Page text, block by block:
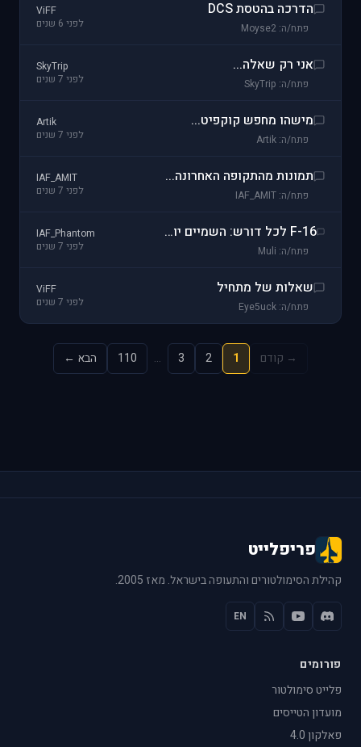
הדרכה בהטסת DCS
פתח/ה: Moyse2
ViFF
לפני 6 שנים
אני רק שאלה...
פתח/ה: SkyTrip
SkyTrip
לפני 7 שנים
מישהו מחפש קוקפיט...
פתח/ה: Artik
Artik
לפני 7 שנים
תמונות מהתקופה האחרונה...
פתח/ה: IAF_AMIT
IAF_AMIT
לפני 7 שנים
F-16 לכל דורש: השמיים יורדים אל העם
פתח/ה: Muli
IAF_Phantom
לפני 7 שנים
שאלות של מתחיל
פתח/ה: Eye5uck
ViFF
לפני 7 שנים
→ קודם 1
2
3
…
110 הבא ←
פריפלייט
קהילת הסימולטורים והתעופה בישראל. מאז 2005.
EN
פורומים
פלייט סימולטור
מועדון הטייסים
פאלקון 4.0